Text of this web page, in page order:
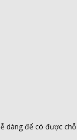
dàng để có được